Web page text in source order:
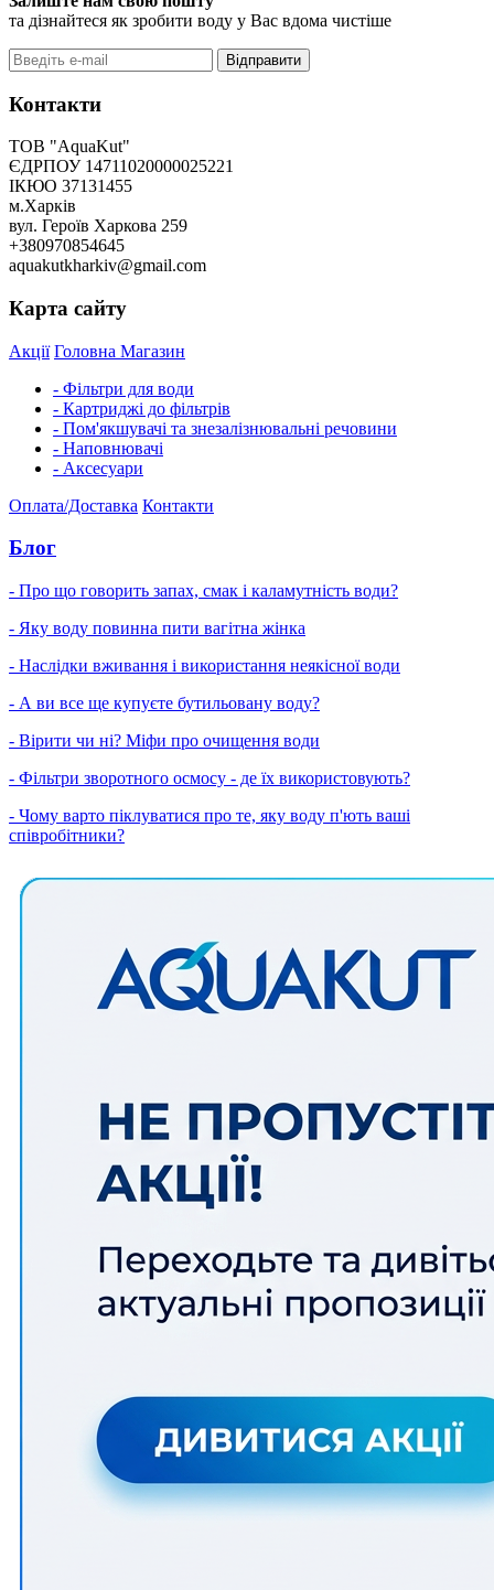
та дізнайтеся як зробити воду у Вас вдома чистіше
Відправити
Контакти
ТОВ "AquaKut"
ЄДРПОУ 14711020000025221
ІКЮО 37131455
м.Харків
вул. Героїв Харкова 259
+380970854645
aquakutkharkiv@gmail.com
Карта сайту
Акції Головна Магазин
- Фільтри для води
- Картриджі до фільтрів
- Пом'якшувачі та знезалізнювальні речовини
- Наповнювачі
- Аксесуари
Оплата/Доставка Контакти
Блог
- Про що говорить запах, смак і каламутність води?
- Яку воду повинна пити вагітна жінка
- Наслідки вживання і використання неякісної води
- А ви все ще купуєте бутильовану воду?
- Вірити чи ні? Міфи про очищення води
- Фільтри зворотного осмосу - де їх використовують?
- Чому варто піклуватися про те, яку воду п'ють ваші
співробітники?